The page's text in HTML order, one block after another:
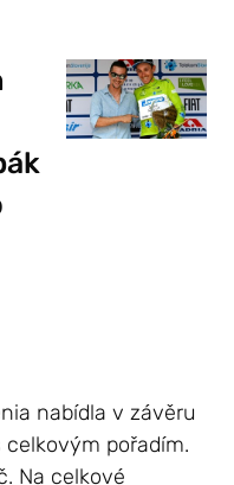
nabídla v závěru
pořadím.
Na celkové